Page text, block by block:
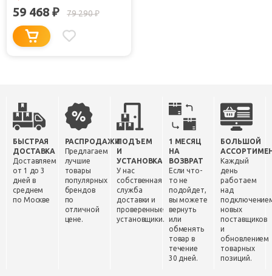
59 468 ₽ 79 290₽
БЫСТРАЯ
ДОСТАВКА
Доставляем
от 1 до 3
дней в
среднем
по Москве
РАСПРОДАЖИ
Предлагаем
лучшие
товары
популярных
брендов
по
отличной
цене.
ПОДЪЕМ
И
УСТАНОВКА
У нас
собственная
служба
доставки и
проверенные
установщики.
1 МЕСЯЦ
НА
ВОЗВРАТ
Если что-
то не
подойдет,
вы можете
вернуть
или
обменять
товар в
течение
30 дней.
БОЛЬШОЙ
Каждый
день
работаем
над
новых
поставщиков
и
обновлением
товарных
позиций.